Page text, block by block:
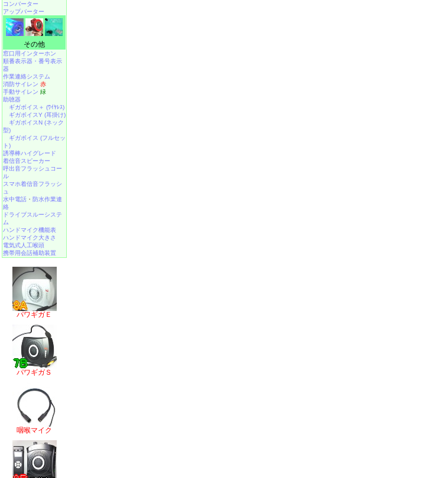
コンバーター
アップバーター
その他
窓口用インターホン
順番表示器・番号表示
器
作業連絡システム
消防サイレン 赤
手動サイレン 緑
助聴器
ギガボイス＋ (ﾜｲﾔﾚｽ)
ギガボイスY (耳掛け)
ギガボイスN (ネック
型)
ギガボイス (フルセッ
ト)
誘導棒ハイグレード
着信音スピーカー
呼出音フラッシュコー
ル
スマホ着信音フラッシ
ュ
水中電話 ・ 防水作業連
絡
ドライブスルーシステ
ム
ハンドマイク機能表
ハンドマイク大きさ
電気式人工喉頭
携帯用会話補助装置
パワギガＥ
パワギガＳ
咽喉マイク